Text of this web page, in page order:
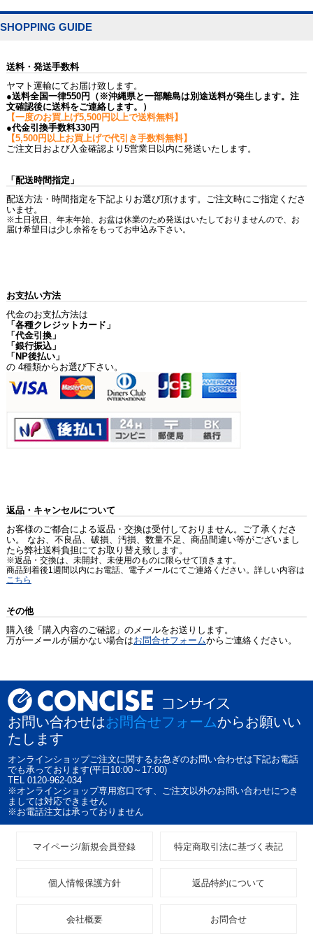
SHOPPING GUIDE
送料・発送手数料
ヤマト運輸にてお届け致します。
●送料全国一律550円（※沖縄県と一部離島は別途送料が発生します。注
文確認後に送料をご連絡します。）
【一度のお買上げ5,500円以上で送料無料】
●代金引換手数料330円
【5,500円以上お買上げで代引き手数料無料】
ご注文日および入金確認より5営業日以内に発送いたします。
「配送時間指定」
配送方法・時間指定を下記よりお選び頂けます。ご注文時にご指定くださ
いませ。
※土日祝日、年末年始、お盆は休業のため発送はいたしておりませんので、お
届け希望日は少し余裕をもってお申込み下さい。
お支払い方法
代金のお支払方法は
「各種クレジットカード」
「代金引換」
「銀行振込」
「NP後払い」
の 4種類からお選び下さい。
返品・キャンセルについて
お客様のご都合による返品・交換は受付しておりません。ご了承くださ
い。 なお、不良品、破損、汚損、数量不足、商品間違い等がございまし
たら弊社送料負担にてお取り替え致します。
※返品・交換は、未開封、未使用のものに限らせて頂きます。
商品到着後1週間以内にお電話、電子メールにてご連絡ください。詳しい内容は
こちら
その他
購入後「購入内容のご確認」のメールをお送りします。
万が一メールが届かない場合はお問合せフォームからご連絡ください。
お問い合わせはお問合せフォームからお願いい
たします
オンラインショップご注文に関するお急ぎのお問い合わせは下記お電話
でも承っております(平日10:00～17:00)
TEL 0120-962-034
※オンラインショップ専用窓口です、ご注文以外のお問い合わせにつき
ましては対応できません
※お電話注文は承っておりません
マイページ/新規会員登録 特定商取引法に基づく表記
個人情報保護方針 返品特約について
会社概要 お問合せ